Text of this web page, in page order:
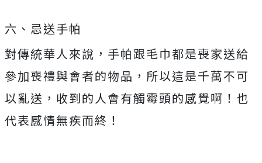
六、忌送手帕
對傳統華人來說，手帕跟毛巾都是喪家送給
參加喪禮與會者的物品，所以這是千萬不可
以亂送，收到的人會有觸霉頭的感覺啊！也
代表感情無疾而終！